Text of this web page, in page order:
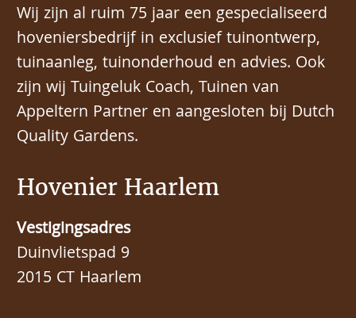
Hovenier Haarlem
Vestigingsadres
Duinvlietspad 9
2015 CT Haarlem
Wij zijn al ruim 75 jaar een gespecialiseerd
hoveniersbedrijf in exclusief tuinontwerp,
tuinaanleg, tuinonderhoud en advies. Ook
zijn wij Tuingeluk Coach, Tuinen van
Appeltern Partner en aangesloten bij Dutch
Quality Gardens.